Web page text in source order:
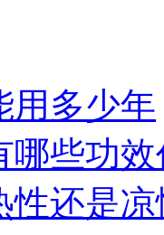
用多少年
哪些功
性还是凉